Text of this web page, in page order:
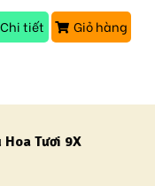
Chi tiết
Giỏ hàng
Hoa Tươi 9X